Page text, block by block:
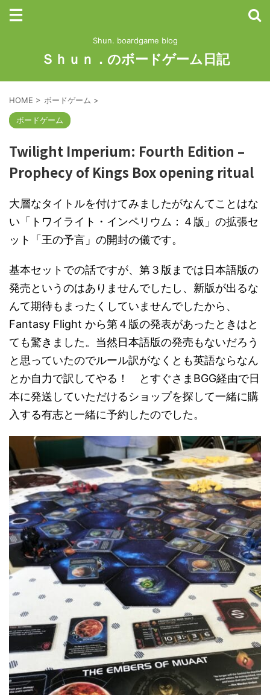
Shun. boardgame blog
Ｓｈｕｎ．のボードゲーム日記
HOME > ボードゲーム >
ボードゲーム
Twilight Imperium: Fourth Edition –
Prophecy of Kings Box opening ritual
大層なタイトルを付けてみましたがなんてことはな
い「トワイライト・インペリウム：４版」の拡張セ
ット「王の予言」の開封の儀です。
基本セットでの話ですが、第３版までは日本語版の
発売というのはありませんでしたし、新版が出るな
んて期待もまったくしていませんでしたから、
Fantasy Flight から第４版の発表があったときはと
ても驚きました。当然日本語版の発売もないだろう
と思っていたのでルール訳がなくとも英語ならなん
とか自力で訳してやる！ とすぐさまBGG経由で日
本に発送していただけるショップを探して一緒に購
入する有志と一緒に予約したのでした。